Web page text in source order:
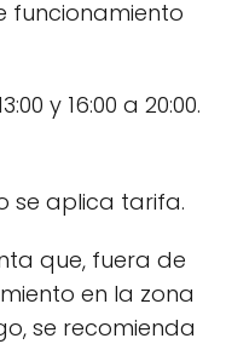
funcionamiento
y 16:00 a 20:00.
se aplica tarifa.
que, fuera de
en la zona
se recomienda